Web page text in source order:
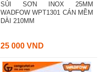
SỦI SƠN INOX 25MM
WADFOW WPT1301 CÁN MỀM
DÀI 210MM
25 000 VND